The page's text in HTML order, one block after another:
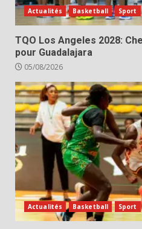
Actualités Basketball Sport
TQO Los Angeles 2028:
pour Guadalajara
05/08/2026
Actualités Basketball Sport